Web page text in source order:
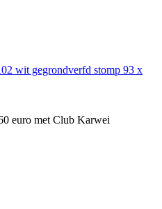
wit gegrondverfd stomp 93 x
euro met Club Karwei